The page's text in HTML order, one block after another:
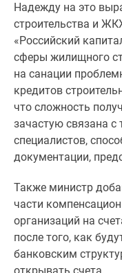
Специальные
предложения
Коммерческие
помещения
Продавцы
застройщики
Панорамы
новостроек
Видеообзор
новостроек
Экология
Москвы
Надежду на это
строительства и
«Российский
сферы жилищного
на санации
кредитов
что сложность
зачастую связана с
специалистов,
документации,
Также министр
части
организаций на
после того, как
банковским